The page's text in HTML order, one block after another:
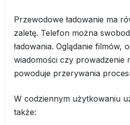
Przewodowe ładowanie ma
zaletę. Telefon można
ładowania. Oglądanie filmów,
wiadomości czy prowadzenie
powoduje przerywania
W codziennym użytkowaniu
także: